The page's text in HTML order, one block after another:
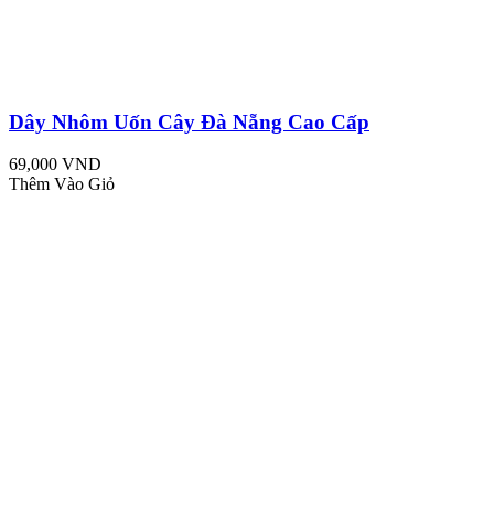
Dây Nhôm Uốn Cây Đà Nẵng Cao Cấp
69,000 VND
Thêm Vào Giỏ